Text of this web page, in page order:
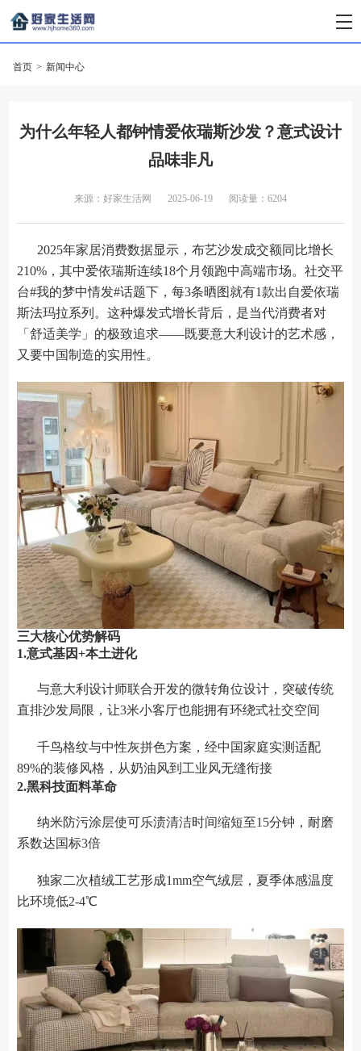
首页 > 新闻中心
为什么年轻人都钟情爱依瑞斯沙发？意式设计
品味非凡
来源：好家生活网 2025-06-19 阅读量：6204
2025年家居消费数据显示，布艺沙发成交额同比增长
210%，其中爱依瑞斯连续18个月领跑中高端市场。社交平
台#我的梦中情发#话题下，每3条晒图就有1款出自爱依瑞
斯法玛拉系列。这种爆发式增长背后，是当代消费者对
「舒适美学」的极致追求——既要意大利设计的艺术感，
又要中国制造的实用性。
三大核心优势解码
1.意式基因+本土进化
与意大利设计师联合开发的微转角位设计，突破传统
直排沙发局限，让3米小客厅也能拥有环绕式社交空间
千鸟格纹与中性灰拼色方案，经中国家庭实测适配
89%的装修风格，从奶油风到工业风无缝衔接
2.黑科技面料革命
纳米防污涂层使可乐渍清洁时间缩短至15分钟，耐磨
系数达国标3倍
独家二次植绒工艺形成1mm空气绒层，夏季体感温度
比环境低2-4℃